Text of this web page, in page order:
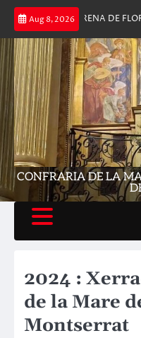
Skip
content
Aug 8, 2026
OFRENA DE FLORS
CONFRARIA DE LA
2024 :
de la Mare
Montserrat